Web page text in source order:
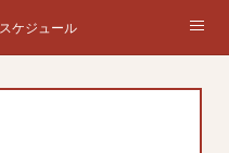
スケジュール